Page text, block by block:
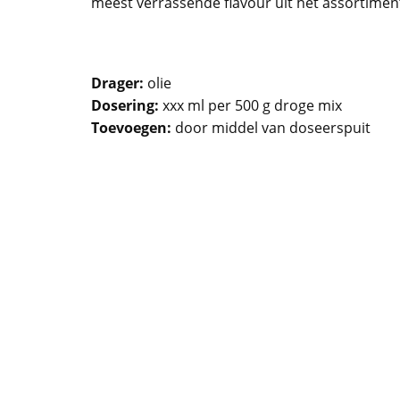
Drager: olie
Dosering: xxx ml per 500 g droge mix
Toevoegen: door middel van doseerspuit